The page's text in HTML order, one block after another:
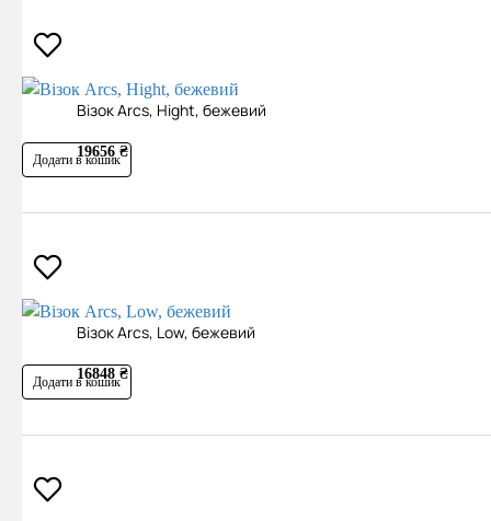
Візок Arcs, Hight, бежевий
19656 ₴
Додати в кошик
Візок Arcs, Low, бежевий
16848 ₴
Додати в кошик